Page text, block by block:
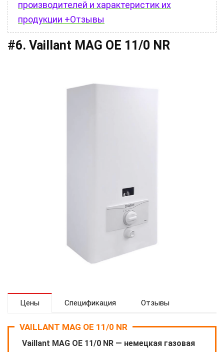
производителей и характеристик их
продукции +Отзывы
#6. Vaillant MAG OE 11/0 NR
Цены Спецификация Отзывы
VAILLANT MAG OE 11/0 NR
Vaillant MAG OE 11/0 NR — немецкая газовая